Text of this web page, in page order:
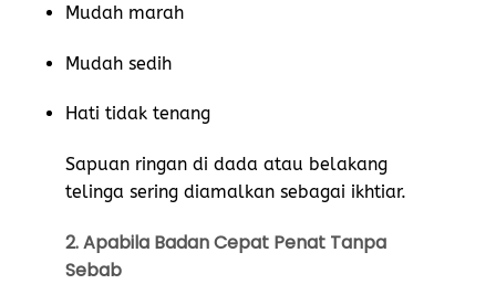
Mudah marah
Mudah sedih
Hati tidak tenang
Sapuan ringan di dada atau belakang
telinga sering diamalkan sebagai ikhtiar.
2. Apabila Badan Cepat Penat Tanpa
Sebab